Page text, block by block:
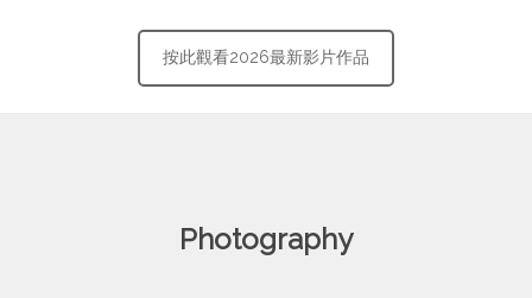
按此觀看2026最新影片作品
Photography